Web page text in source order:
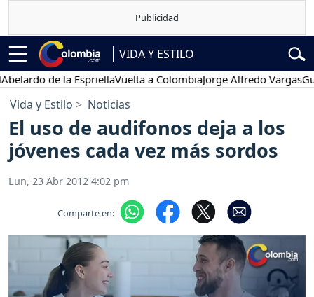
VIDA Y ESTILO
de la EspriellaVuelta a ColombiaJorge Alfredo Vargas
Vida y Estilo Noticias
El uso de audifonos deja a los
jóvenes cada vez más sordos
Lun, 23 Abr 2012 4:02 pm
Comparte en: